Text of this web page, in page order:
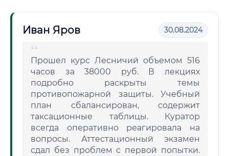
Иван Яров 30.08.2024
Прошел курс Лесничий объемом 516
часов за 38000 руб. В лекциях
подробно раскрыты темы
противопожарной защиты. Учебный
план сбалансирован, содержит
таксационные таблицы. Куратор
всегда оперативно реагировала на
вопросы. Аттестационный экзамен
сдал без проблем с первой попытки.